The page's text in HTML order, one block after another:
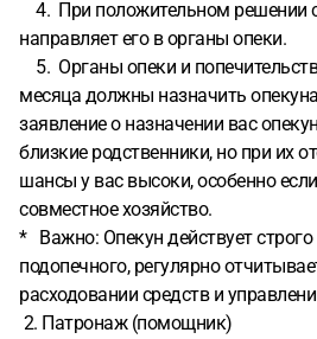
4. При положительном решении
направляет его в органы опеки.
5. Органы опеки и
месяца должны назначить
заявление о назначении вас
близкие родственники, но при их
шансы у вас высоки, особенно
совместное хозяйство.
* Важно: Опекун действует строго
подопечного, регулярно
расходовании средств и
2. Патронаж (помощник)